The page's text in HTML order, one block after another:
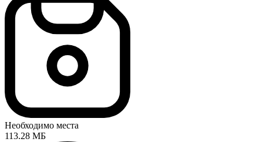
Необходимо места
113.28 МБ